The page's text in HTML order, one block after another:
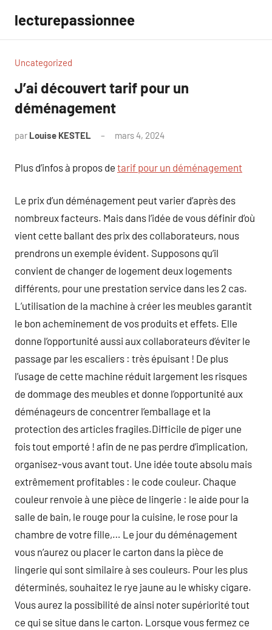
contenu
lecturepassionnee
Uncategorized
J’ai découvert tarif pour un
déménagement
par Louise KESTEL mars 4, 2024
Plus d’infos à propos de tarif pour un déménagement
Le prix d’un déménagement peut varier d’après des
nombreux facteurs. Mais dans l’idée de vous définir d’où
vient cette ballant des prix des collaborateurs, nous
prendrons un exemple évident. Supposons qu’il
convient de changer de logement deux logements
différents, pour une prestation service dans les 2 cas.
L’utilisation de la machine à créer les meubles garantit
le bon acheminement de vos produits et effets. Elle
donne l’opportunité aussi aux collaborateurs d’éviter le
passage par les escaliers : très épuisant ! De plus
l’usage de cette machine réduit largement les risques
de dommage des meubles et donne l’opportunité aux
déménageurs de concentrer l’emballage et la
protection des articles fragiles.Difficile de piger une
fois tout emporté ! afin de ne pas perdre d’implication,
organisez-vous avant tout. Une idée toute absolu mais
extrêmement profitables : le code couleur. Chaque
couleur renvoie à une pièce de lingerie : le aide pour la
salle de bain, le rouge pour la cuisine, le rose pour la
chambre de votre fille,… Le jour du déménagement
vous n’aurez ou placer le carton dans la pièce de
lingerie qui sont similaire à ses couleurs. Pour les plus
déterminés, souhaitez le rye jaune au le whisky cigare.
Vous aurez la possibilité de ainsi noter supériorité tout
ce qui se situe dans le carton. Lorsque vous fermez ce